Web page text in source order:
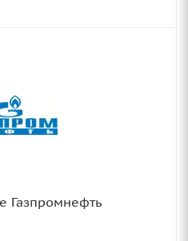
Газпромнефть